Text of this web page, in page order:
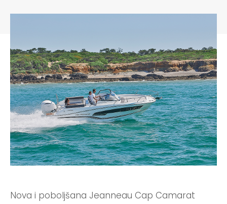
Nova i poboljšana Jeanneau Cap Camarat